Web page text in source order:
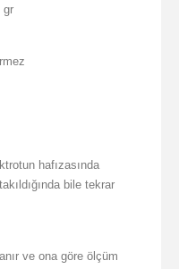
gr
hafızasında
bile tekrar
ve ona göre ölçüm